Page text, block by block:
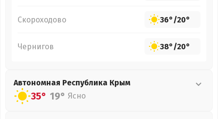
Скороходово 36°/20°
Чернигов 38°/20°
Автономная Республика Крым
35° 19° Ясно